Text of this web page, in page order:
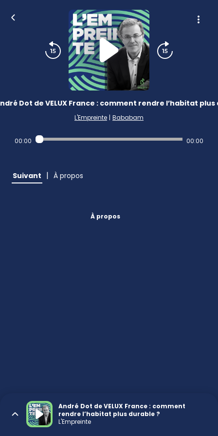
Dot de VELUX France : comment rendre l’habitat plus
L'Empreinte | Bababam
00:00 00:00
Suivant | À propos
À propos
André Dot de VELUX France : comment
rendre l’habitat plus durable ?
L'Empreinte